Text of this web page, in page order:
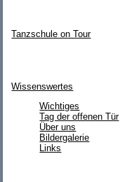
Tanzschule on Tour
Wissenswertes
Wichtiges
Tag der offenen Tür
Über uns
Bildergalerie
Links